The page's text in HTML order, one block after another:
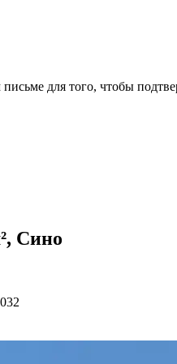
для того, чтобы
Сино